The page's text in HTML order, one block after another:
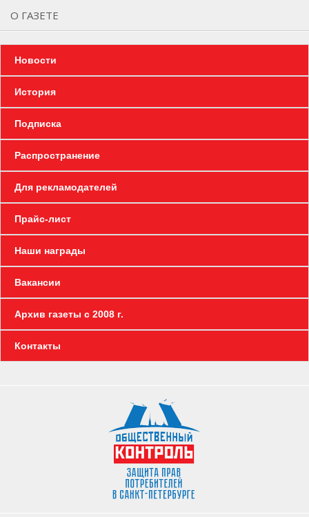
О ГАЗЕТЕ
Новости
История
Подписка
Распространение
Для рекламодателей
Прайс-лист
Наши награды
Вакансии
Архив газеты с 2008 г.
Контакты